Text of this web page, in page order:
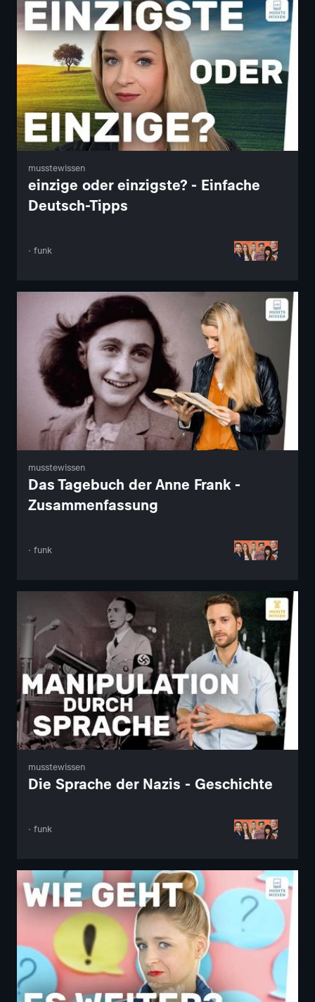
musstewissen
einzige oder einzigste? - Einfache
Deutsch-Tipps
· funk
musstewissen
Das Tagebuch der Anne Frank -
Zusammenfassung
· funk
musstewissen
Die Sprache der Nazis - Geschichte
· funk